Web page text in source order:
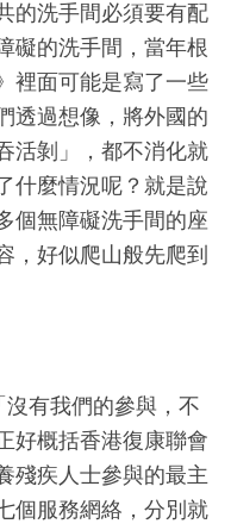
的洗手間必須要有配
礙的洗手間，當年根
裡面可能是寫了一些
透過想像，將外國的
活剝」，都不消化就
什麼情況呢？就是說
個無障礙洗手間的座
，好似爬山般先爬到
有我們的參與，不
好概括香港復康聯會
殘疾人士參與的最主
個服務網絡，分別就